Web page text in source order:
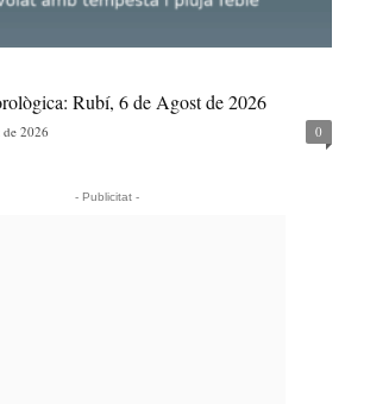
Rubí, 6 de Agost de 2026
de 2026 0
- Publicitat -